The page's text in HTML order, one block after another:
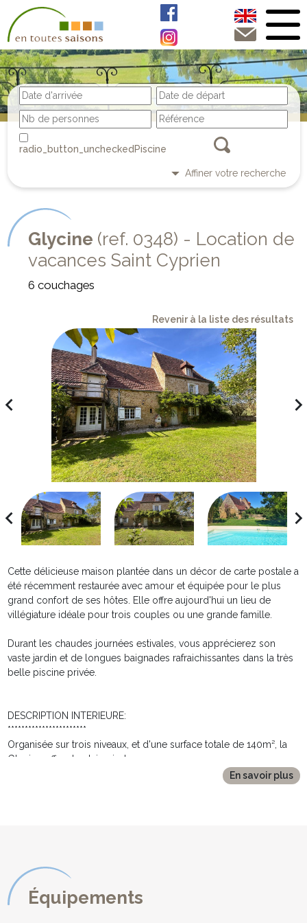
Piscine
Affiner votre recherche
Glycine (ref. 0348) - Location de
vacances Saint Cyprien
6 couchages
Revenir à la liste des résultats
Cette délicieuse maison plantée dans un décor de carte postale a
été récemment restaurée avec amour et équipée pour le plus
grand confort de ses hôtes. Elle offre aujourd'hui un lieu de
villégiature idéale pour trois couples ou une grande famille.
Durant les chaudes journées estivales, vous apprécierez son
vaste jardin et de longues baignades rafraichissantes dans la très
belle piscine privée.
DESCRIPTION INTERIEURE:
***********************
Organisée sur trois niveaux, et d'une surface totale de 140m², la
Glycine offre de plain pied :
* Une belle cuisine de style campagne parfaitement équipée avec
ses 4 feux gaz, four électrique, four micro-ondes, lave-vaisselle,
* Une première chambre avec 2 lits simples, tables de chevet,
commode de rangement et portant à vêtements.
* Une très belle salle de bain refaite à neuf avec baignoire, lavabo,
En savoir plus
Équipements